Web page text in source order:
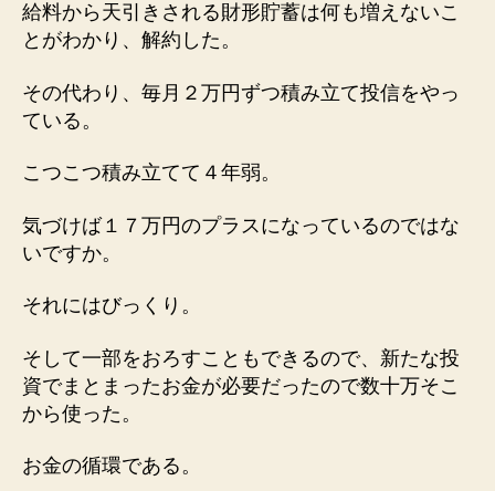
給料から天引きされる財形貯蓄は何も増えないこ
とがわかり、解約した。
その代わり、毎月２万円ずつ積み立て投信をやっ
ている。
こつこつ積み立てて４年弱。
気づけば１７万円のプラスになっているのではな
いですか。
それにはびっくり。
そして一部をおろすこともできるので、新たな投
資でまとまったお金が必要だったので数十万そこ
から使った。
お金の循環である。